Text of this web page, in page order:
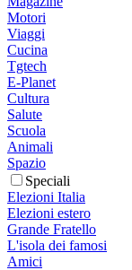
Motori
Viaggi
Cucina
Tgtech
E-Planet
Cultura
Salute
Scuola
Animali
Spazio
Speciali
Elezioni Italia
Elezioni estero
Grande Fratello
L'isola dei famosi
Amici